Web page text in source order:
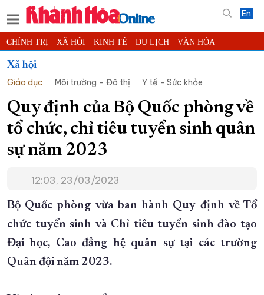
En
CHÍNH TRỊ XÃ HỘI KINH TẾ DU LỊCH VĂN HÓA
THỂ THAO
KHOA HỌC - CÔNG NGHỆ PHÁP LUẬT BẠN ĐỌC
THẾ GIỚI MULTIMEDIA VIDEO ĐỌC BÁO ONLINE
PODCAST THÔNG TIN - QUẢNG CÁO
QUY HOẠCH TỈNH KHÁNH HÒA
CHUNG TAY CẢI CÁCH HÀNH CHÍNH
XÂY DỰNG NÔNG THÔN MỚI LỊCH CẮT ĐIỆN
TÀU - XE - MÁY BAY
KỶ NIỆM 370 NĂM XÂY DỰNG VÀ PHÁT TRIỂN TỈNH KHÁNH HÒA
KHOẢNH KHẮC ĐẸP XỨ TRẦM
Xã hội
Giáo dục
Môi trường – Đô thị Y tế - Sức khỏe
Quy định của Bộ Quốc phòng về
tổ chức, chỉ tiêu tuyển sinh quân
sự năm 2023
12:03, 23/03/2023
Bộ Quốc phòng vừa ban hành Quy định về Tổ
chức tuyển sinh và Chỉ tiêu tuyển sinh đào tạo
Đại học, Cao đẳng hệ quân sự tại các trường
Quân đội năm 2023.